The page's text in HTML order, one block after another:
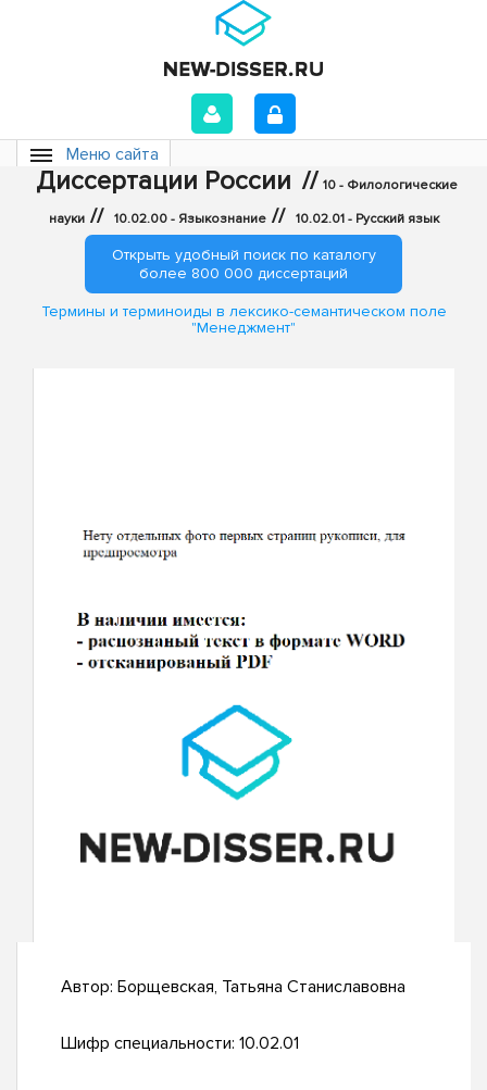
Меню сайта
Диссертации России // 10 - Филологические
науки // 10.02.00 - Языкознание // 10.02.01 - Русский язык
Открыть удобный поиск по каталогу
более 800 000 диссертаций
Термины и терминоиды в лексико-семантическом поле
"Менеджмент"
Автор: Борщевская, Татьяна Станиславовна
Шифр специальности: 10.02.01